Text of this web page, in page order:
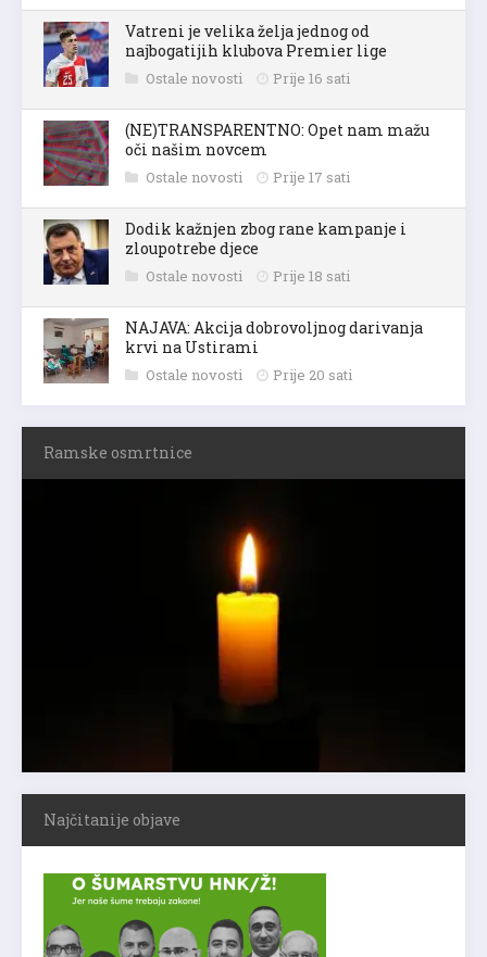
Vatreni je velika želja jednog od
najbogatijih klubova Premier lige
Ostale novosti Prije 16 sati
(NE)TRANSPARENTNO: Opet nam mažu
oči našim novcem
Ostale novosti Prije 17 sati
Dodik kažnjen zbog rane kampanje i
zloupotrebe djece
Ostale novosti Prije 18 sati
NAJAVA: Akcija dobrovoljnog darivanja
krvi na Ustirami
Ostale novosti Prije 20 sati
Ramske osmrtnice
Najčitanije objave